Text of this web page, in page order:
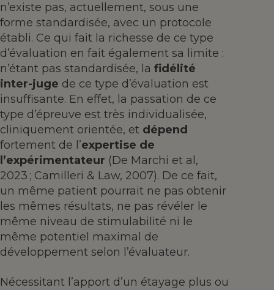
n’existe pas, actuellement, sous une
forme standardisée, avec un protocole
établi. Ce qui fait la richesse de ce type
d’évaluation en fait également sa limite :
n’étant pas standardisée, la fidélité
inter-juge de ce type d’évaluation est
insuffisante. En effet, la passation de ce
type d’épreuve est très individualisée,
cliniquement orientée, et dépend
fortement de l’expertise de
l’expérimentateur (De Marchi et al,
2023 ; Camilleri & Law, 2007). De ce fait,
un même patient pourrait ne pas obtenir
les mêmes résultats, ne pas révéler le
même niveau de stimulabilité ni le
même potentiel maximal de
développement selon l’évaluateur.
Nécessitant l’apport d’un étayage plus ou